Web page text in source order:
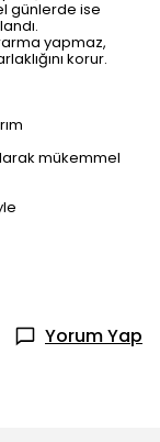
günlerde ise
yapmaz,
korur.
mükemmel
Yorum Yap